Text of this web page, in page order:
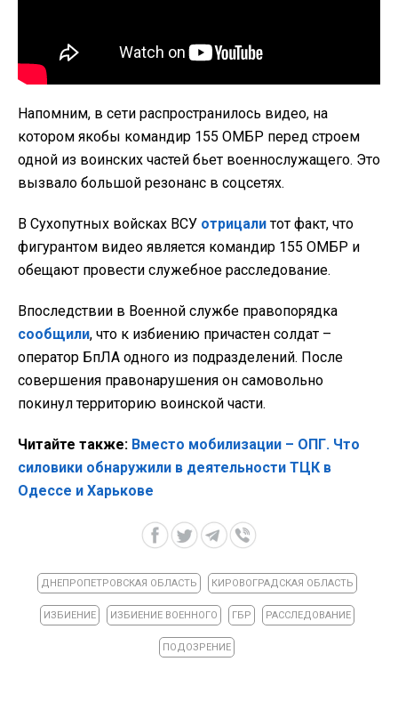
Напомним, в сети распространилось видео, на
котором якобы командир 155 ОМБР перед строем
одной из воинских частей бьет военнослужащего. Это
вызвало большой резонанс в соцсетях.
В Сухопутных войсках ВСУ отрицалитот факт, что
фигурантом видео является командир 155 ОМБР и
обещают провести служебное расследование.
Впоследствии в Военной службе правопорядка
сообщили, что к избиению причастен солдат –
оператор БпЛА одного из подразделений. После
совершения правонарушения он самовольно
покинул территорию воинской части.
Читайте также: Вместо мобилизации – ОПГ. Что
силовики обнаружили в деятельности ТЦК в
Одессе и Харькове
ДНЕПРОПЕТРОВСКАЯ ОБЛАСТЬ КИРОВОГРАДСКАЯ ОБЛАСТЬ
ИЗБИЕНИЕ ИЗБИЕНИЕ ВОЕННОГО ГБР РАССЛЕДОВАНИЕ
ПОДОЗРЕНИЕ